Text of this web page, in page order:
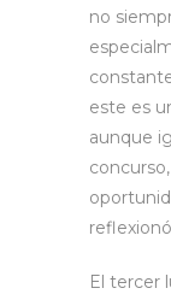
no
este es
aunque
El tercer